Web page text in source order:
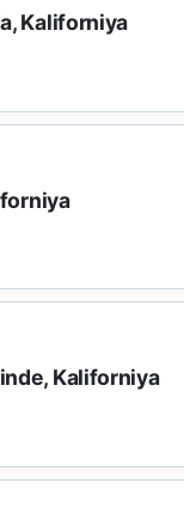
Kaliforniya
Kaliforniya